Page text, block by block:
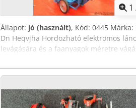
1
Állapot: jó (használt), Kód: 0445 Márka:
Dn Heqvjha Hordozható elektromos
levágására és a faanyagok méretre
továbbá papírtekercsek vágására is, a
vágására. Műszaki adatok: Egyenes
automatikus feszítéséhez Vezetőlánc
LE, háromfázisú A lánc automatikus
méretek: 3900 x 900 x 1900 mm